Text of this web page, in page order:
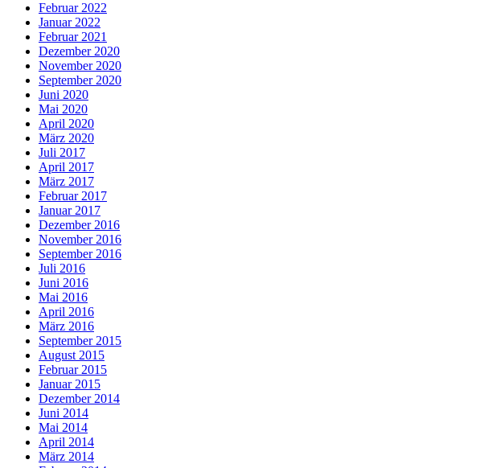
Februar 2022
Januar 2022
Februar 2021
Dezember 2020
November 2020
September 2020
Juni 2020
Mai 2020
April 2020
März 2020
Juli 2017
April 2017
März 2017
Februar 2017
Januar 2017
Dezember 2016
November 2016
September 2016
Juli 2016
Juni 2016
Mai 2016
April 2016
März 2016
September 2015
August 2015
Februar 2015
Januar 2015
Dezember 2014
Juni 2014
Mai 2014
April 2014
März 2014